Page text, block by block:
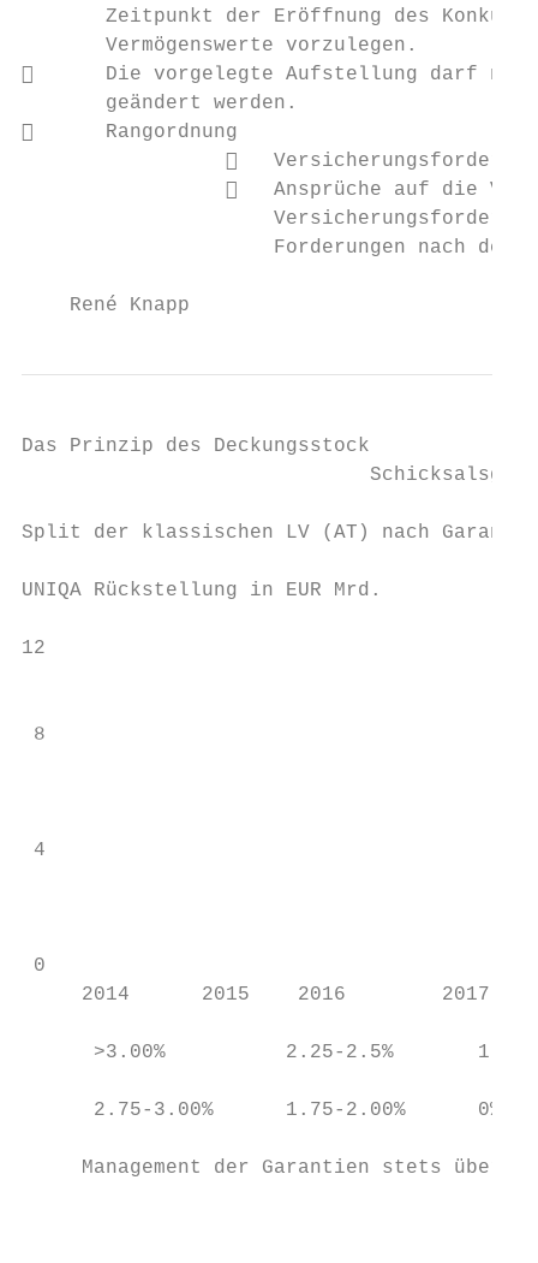
Zeitpunkt der Eröffnung des
       Vermögenswerte vorzulegen.
      Die vorgelegte Aufstellung darf nach
       geändert werden.
      Rangordnung

   Ansprüche auf die
Forderungen nach dem
René Knapp
Das Prinzip des Deckungsstock
Split der klassischen LV (AT) nach
UNIQA Rückstellung in EUR Mrd.
12
8
4
0
2014      2015    2016        2017
>3.00%          2.25-2.5%
      2.75-3.00%      1.75-2.00%      0%
Management der Garantien stets über